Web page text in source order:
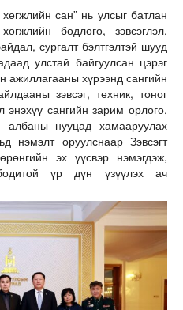
сан” нь улсыг батлан
бодлого, зэвсэглэл,
сургалт бэлтгэлтэй шууд
улстай байгуулсан цэрэг
ажиллагааны хүрээнд сангийн
зэвсэг, техник, тоног
сангийн зарим орлого,
албаны нууцад хамааруулах
нэмэлт оруулснаар Зэвсэгт
эх үүсвэр нэмэгдэж,
үр дүн үзүүлэх ач